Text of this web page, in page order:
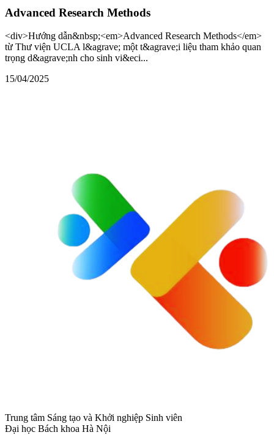
Advanced Research Methods
<div>Hướng dẫn&nbsp;<em>Advanced Research Methods</em>
từ Thư viện UCLA l&agrave; một t&agrave;i liệu tham khảo quan
trọng d&agrave;nh cho sinh vi&eci...
15/04/2025
Trung tâm Sáng tạo và Khởi nghiệp Sinh viên
Đại học Bách khoa Hà Nội